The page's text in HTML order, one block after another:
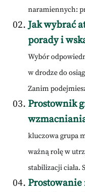
naramiennych:
Jak wybrać
porady i
Wybór
w drodze do
Zanim
Prostownik
kluczowa grupa
ważną rolę w
stabilizacji ciała.